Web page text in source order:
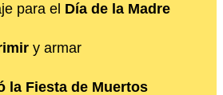
para el Día de la Madre
y armar
la Fiesta de Muertos